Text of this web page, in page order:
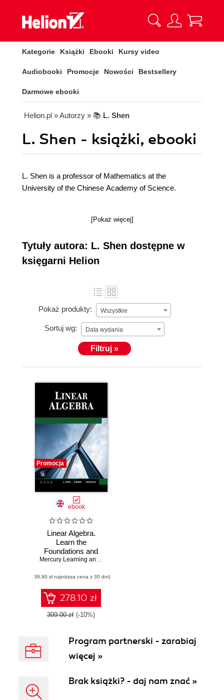
Kategorie Książki Ebooki Kursy video
Audiobooki Promocje Nowości Bestsellery
Darmowe ebooki
Helion.pl » Autorzy » 📚 L. Shen
L. Shen - książki, ebooki
L. Shen is a professor of Mathematics at the
University of the Chinese Academy of Science.
[Pokaż więcej]
Tytuły autora: L. Shen dostępne w
księgarni Helion
Pokaż produkty: Wszystkie
Sortuj wg: Data wydania
Filtruj »
Promocja
ebook
Linear Algebra.
Learn the
Foundations and
Applications of Mercury Learning and Information
(39,90 zł najniższa cena z 30 dni)
278.10 zł
309.00 zł (-10%)
Program partnerski - zarabiaj
więcej »
Brak książki? - daj nam znać »